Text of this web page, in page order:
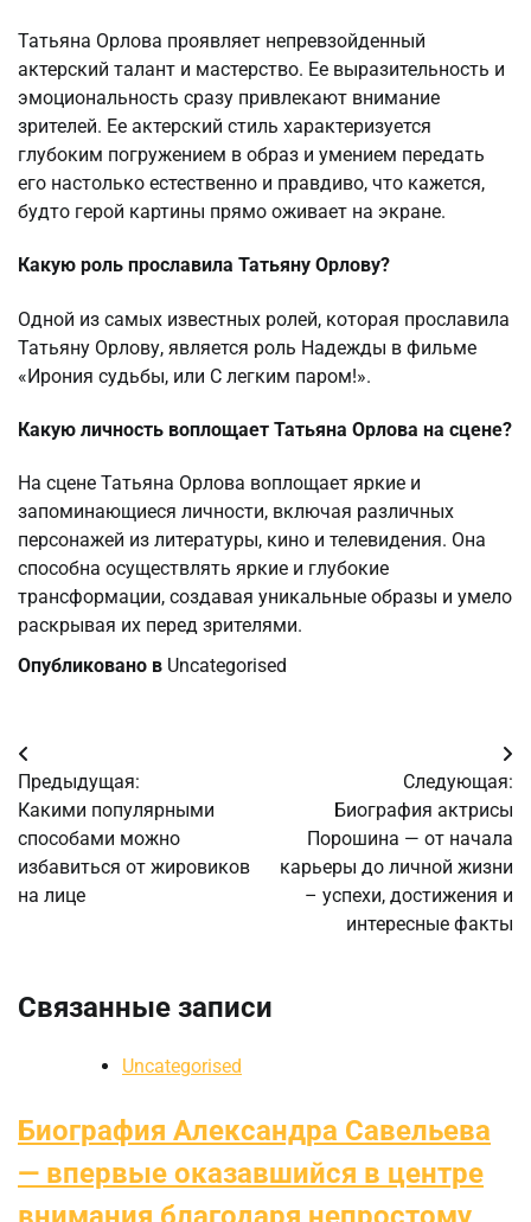
Татьяна Орлова проявляет непревзойденный
актерский талант и мастерство. Ее выразительность и
эмоциональность сразу привлекают внимание
зрителей. Ее актерский стиль характеризуется
глубоким погружением в образ и умением передать
его настолько естественно и правдиво, что кажется,
будто герой картины прямо оживает на экране.
Какую роль прославила Татьяну Орлову?
Одной из самых известных ролей, которая прославила
Татьяну Орлову, является роль Надежды в фильме
«Ирония судьбы, или С легким паром!».
Какую личность воплощает Татьяна Орлова на сцене?
На сцене Татьяна Орлова воплощает яркие и
запоминающиеся личности, включая различных
персонажей из литературы, кино и телевидения. Она
способна осуществлять яркие и глубокие
трансформации, создавая уникальные образы и умело
раскрывая их перед зрителями.
Опубликовано в Uncategorised
Навигация
по
записям
Предыдущая:
Какими популярными
способами можно
избавиться от жировиков
на лице
Следующая:
Биография актрисы
Порошина — от начала
карьеры до личной жизни
– успехи, достижения и
интересные факты
Связанные записи
Uncategorised
Биография Александра Савельева
— впервые оказавшийся в центре